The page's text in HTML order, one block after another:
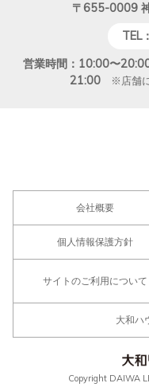
〒655-0009
TEL
営業時間：10:00〜
21:00※店舗に
会社概要
個人情報保護方針
サイトのご利用について
大和ハ
Copyright DAIWA